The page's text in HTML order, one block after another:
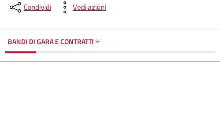
Condividi Vedi azioni
BANDI DI GARA E CONTRATTI